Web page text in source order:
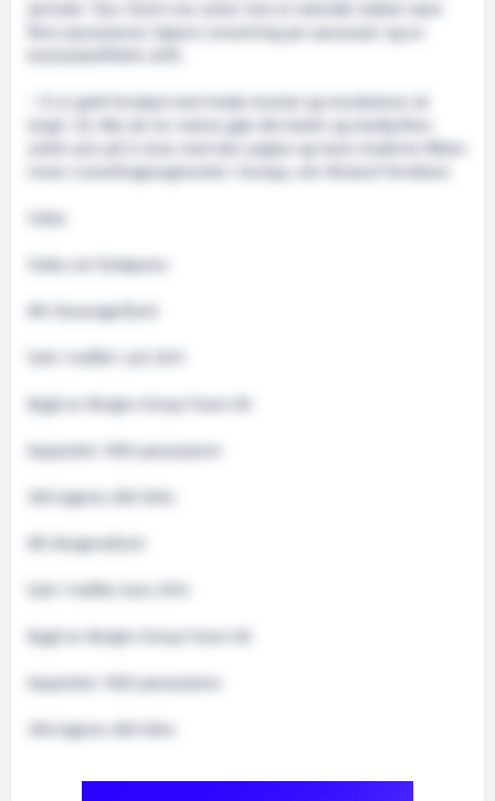
flere passasjerer, høyere omsetning per passasjer og en
– Vi er godt fornøyd med tredje kvartal og resultatene så
langt i år. Alle de tre rutene gjør det bedre og stadig flere
setter pris på å reise med den yngste og mest moderne flåten
innen cruisefergesegmentet i Europa, sier Rickard Ternblom.
Fakta om fartøyene:
MS Stavangerfjord
Bygd av Bergen Group Fosen AS
Kapasitet: 1500 passasjerer
306 lugarer, 600 biler.
MS Bergensfjord
Bygd av Bergen Group Fosen AS
Kapasitet: 1500 passasjerer
306 lugarer, 600 biler.